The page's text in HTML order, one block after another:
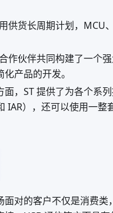
供货长周期计划，MCU
作伙伴共同构建了一个
产品的开发。
面，ST 提供了为各个系
IAR），还可以使用一
对的客户不仅是消费类